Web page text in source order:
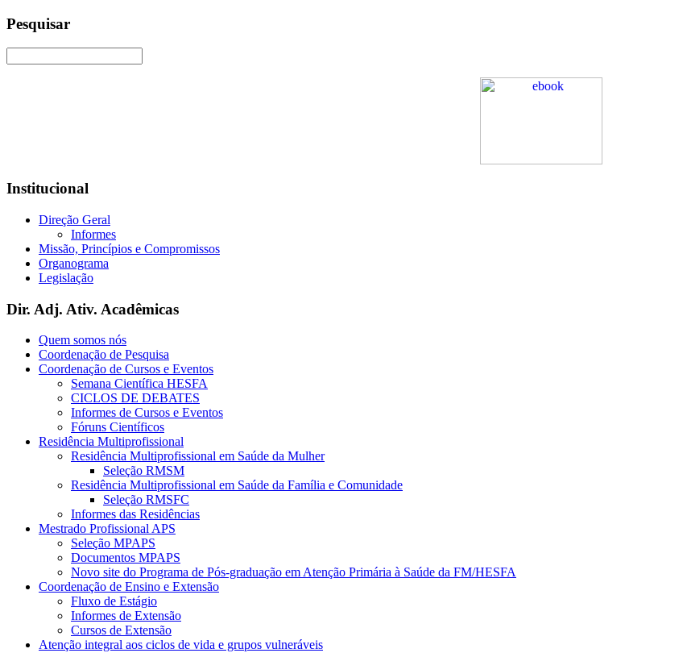
Pesquisar
Institucional
Direção Geral
Informes
Missão, Princípios e Compromissos
Organograma
Legislação
Dir. Adj. Ativ. Acadêmicas
Quem somos nós
Coordenação de Pesquisa
Coordenação de Cursos e Eventos
Semana Científica HESFA
CICLOS DE DEBATES
Informes de Cursos e Eventos
Fóruns Científicos
Residência Multiprofissional
Residência Multiprofissional em Saúde da Mulher
Seleção RMSM
Residência Multiprofissional em Saúde da Família e Comunidade
Seleção RMSFC
Informes das Residências
Mestrado Profissional APS
Seleção MPAPS
Documentos MPAPS
Novo site do Programa de Pós-graduação em Atenção Primária à Saúde da FM/HESFA
Coordenação de Ensino e Extensão
Fluxo de Estágio
Informes de Extensão
Cursos de Extensão
Atenção integral aos ciclos de vida e grupos vulneráveis